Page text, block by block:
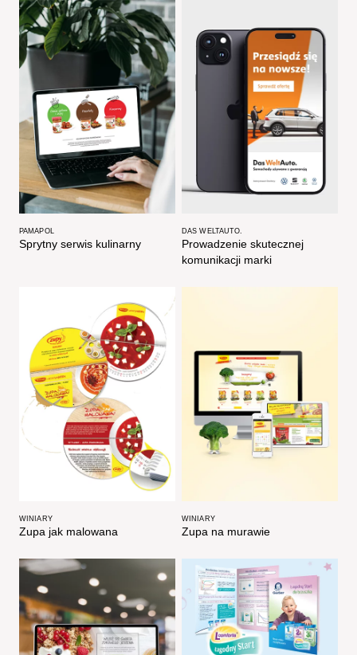
PAMAPOL
Sprytny serwis kulinarny ​
DAS WELTAUTO.
Prowadzenie skutecznej
komunikacji marki
WINIARY
Zupa jak malowana​
WINIARY
Zupa na murawie